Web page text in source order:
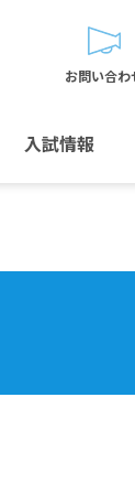
入試情報
お問い合わ